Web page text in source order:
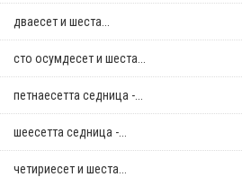
дваесет и шеста...
сто осумдесет и шеста...
петнаесетта седница -...
шеесетта седница -...
четириесет и шеста...